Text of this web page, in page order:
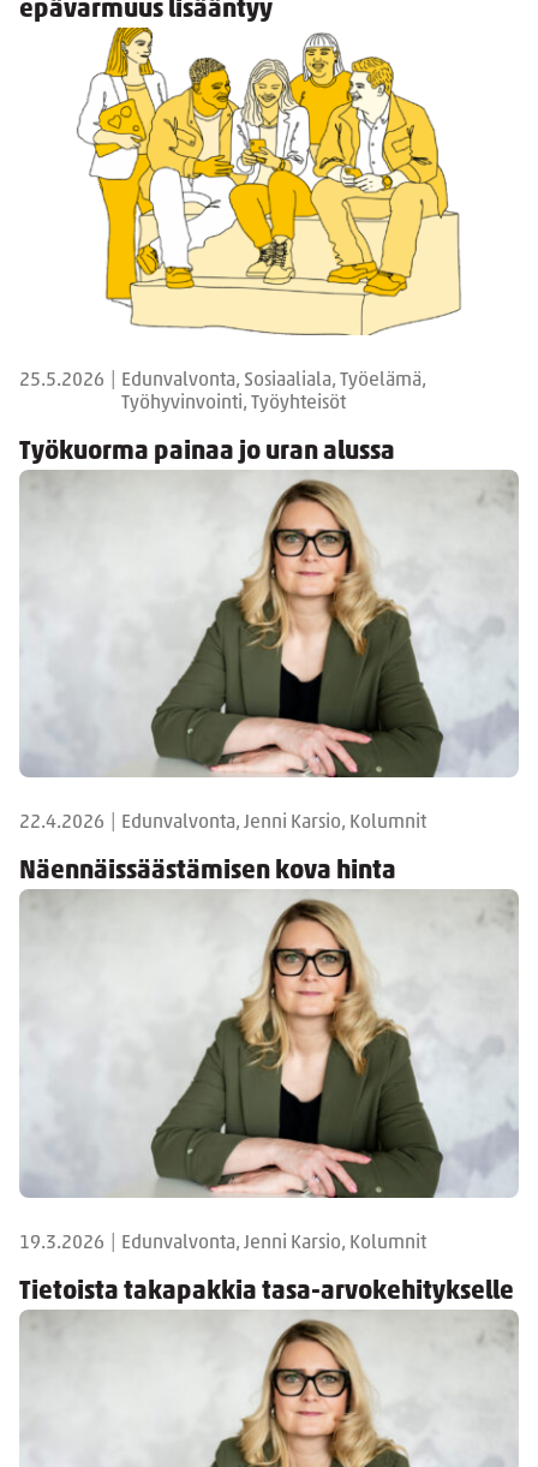
epävarmuus lisääntyy
25.5.2026
Edunvalvonta, Sosiaaliala, Työelämä,
Työhyvinvointi, Työyhteisöt
Työkuorma painaa jo uran alussa
22.4.2026 Edunvalvonta, Jenni Karsio, Kolumnit
Näennäissäästämisen kova hinta
19.3.2026 Edunvalvonta, Jenni Karsio, Kolumnit
Tietoista takapakkia tasa-arvokehitykselle